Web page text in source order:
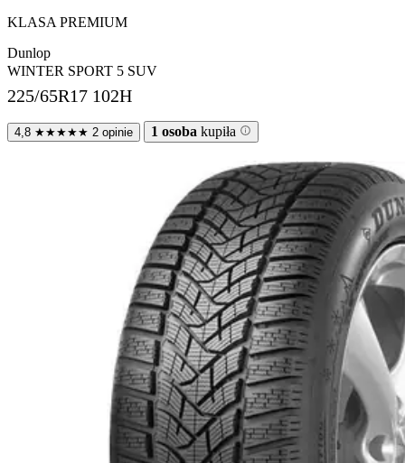
KLASA PREMIUM
Dunlop
WINTER SPORT 5 SUV
225/65R17 102H
4,8 ★★★★★ 2 opinie 1 osoba kupiła